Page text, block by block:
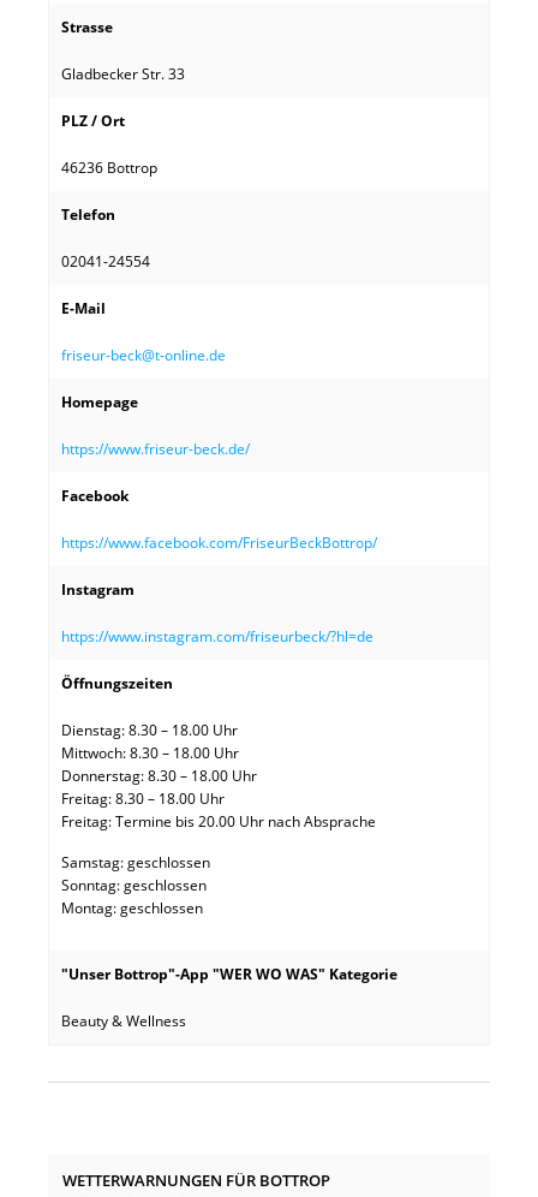
Strasse
Gladbecker Str. 33
PLZ / Ort
46236 Bottrop
Telefon
02041-24554
E-Mail
friseur-beck@t-online.de
Homepage
https://www.friseur-beck.de/
Facebook
https://www.facebook.com/FriseurBeckBottrop/
Instagram
https://www.instagram.com/friseurbeck/?hl=de
Öffnungszeiten
Dienstag: 8.30 – 18.00 Uhr
Mittwoch: 8.30 – 18.00 Uhr
Donnerstag: 8.30 – 18.00 Uhr
Freitag: 8.30 – 18.00 Uhr
Freitag: Termine bis 20.00 Uhr nach Absprache
Samstag: geschlossen
Sonntag: geschlossen
Montag: geschlossen
"Unser Bottrop"-App "WER WO WAS" Kategorie
Beauty & Wellness
WETTERWARNUNGEN FÜR BOTTROP